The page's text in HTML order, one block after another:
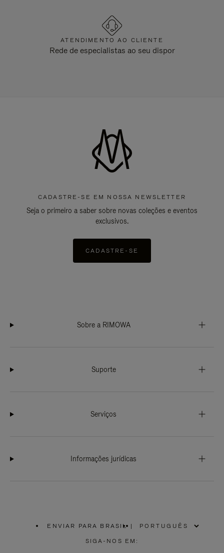
ATENDIMENTO AO CLIENTE
Rede de especialistas ao seu dispor
CADASTRE-SE EM NOSSA NEWSLETTER
Seja o primeiro a saber sobre novas coleções e eventos
exclusivos.
CADASTRE-SE
Sobre a RIMOWA
Suporte
Serviços
Informações jurídicas
ENVIAR PARA BRASIL
POR
FAVOR,
|
SIGA-NOS EM: